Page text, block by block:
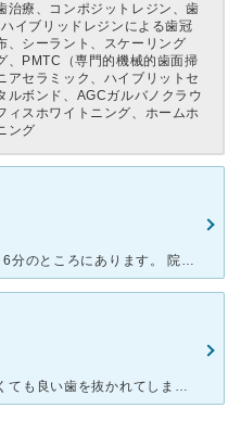
治療、コンポジットレジン、歯
イブリッドレジンによる歯冠
、シーラント、スケーリング
、PMTC（専門的機械的歯面掃
アセラミック、ハイブリットセ
ルボンド、AGCガルバノクラウ
ィスホワイトニング、ホームホ
ング
最寄り駅のセンター南より徒歩5～6分のところにあります。 院内は清潔感がありきれいです。 分からないことは丁寧に説明してくださり、指導もわかりやすく良かったです。 苦手でやってなかったデンタルフ
長年通っていた歯科医院で抜かなくても良い歯を抜かれてしまい、歯科医院に対して深い不信感を持ってしまいました。でも歯の治療もしなくては…と路頭に迷うような時に、勤務先の近所にオープンしたのが「Mオーラル